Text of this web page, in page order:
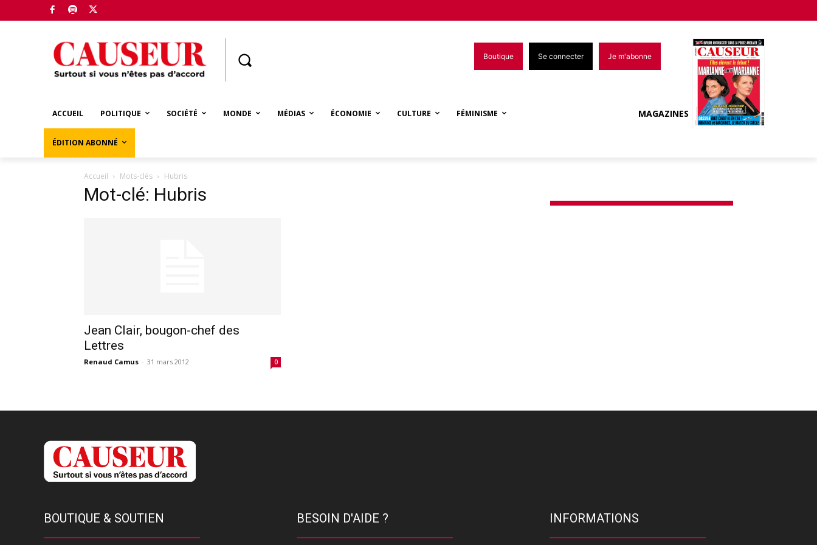
Boutique Se connecter Je m'abonne
ACCUEIL POLITIQUE SOCIÉTÉ MONDE MÉDIAS ÉCONOMIE CULTURE FÉMINISME
ÉDITION ABONNÉ
MAGAZINES
Accueil Mots-clés Hubris
Mot-clé: Hubris
Jean Clair, bougon-chef des
Lettres
Renaud Camus - 31 mars 2012 0
BOUTIQUE & SOUTIEN BESOIN D'AIDE ? INFORMATIONS